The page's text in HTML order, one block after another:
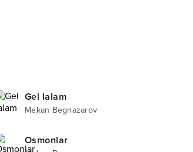
Gel lalam
Mekan Begnazarov
Osmonlar